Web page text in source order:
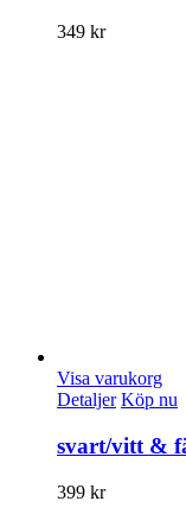
349 kr
Visa varukorg
Detaljer Köp nu
svart/vitt &
399 kr